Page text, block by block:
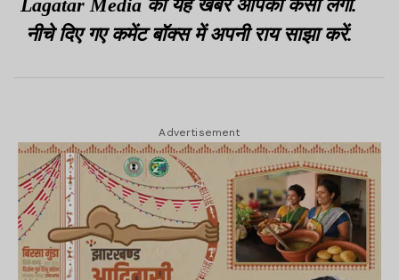
Lagatar Media की यह खबर आपको कैसी लगी.
नीचे दिए गए कमेंट बॉक्स में अपनी राय साझा करें.
Advertisement